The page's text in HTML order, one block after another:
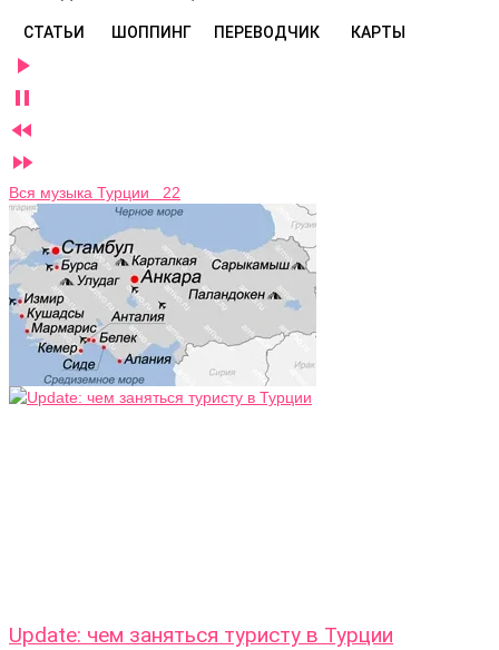
СТАТЬИ ШОППИНГ ПЕРЕВОДЧИК КАРТЫ




Вся музыка Турции 22
Update: чем заняться туристу в Турции